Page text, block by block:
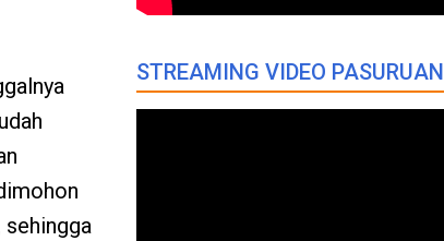
sehingga
STREAMING VIDEO PASURUAN